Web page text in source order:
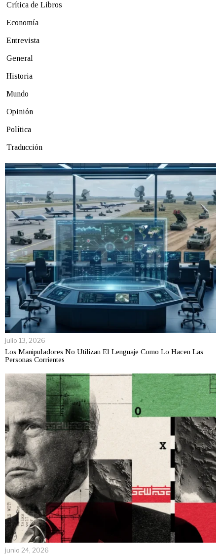
Crítica de Libros
Economía
Entrevista
General
Historia
Mundo
Opinión
Política
Traducción
julio 13, 2026
Los Manipuladores No Utilizan El Lenguaje Como Lo Hacen Las
Personas Corrientes
junio 24, 2026